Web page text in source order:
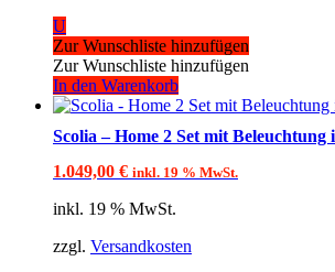
U
Zur Wunschliste hinzufügen
Zur Wunschliste hinzufügen
In den Warenkorb
Scolia – Home 2 Set mit
1.049,00 € inkl. 19 % MwSt.
inkl. 19 % MwSt.
zzgl. Versandkosten